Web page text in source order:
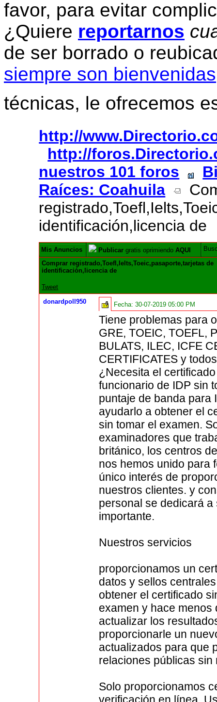
favor, para evitar
¿Quiere reportarnos
de ser borrado o
siempre son bienvenidas
técnicas, le ofrecemos
http://
http://
nuestros 101 foros
Raíces: Coahuila
identificación,licencia de
Mis Anuncios Publicar gratis oprimiendoAQUI
Comprar registrado,Toefl,Ielts,Toeic,pasaporte,tarjetas de
identificación,licencia de
Tweet
donardpoll950
Fecha:30-07-2019 05:00 PM
Tiene problemas para
GRE, TOEIC, TOEFL,
BULATS, ILEC, ICFE
CERTIFICATES y
¿Necesita el
funcionario de IDP sin
puntaje de banda para
ayudarlo a obtener el
sin tomar el examen.
examinadores que
británico, los centros
nos hemos unido para
único interés de
nuestros clientes. y
personal se dedicará
importante.
Nuestros servicios
proporcionamos un
datos y sellos
obtener el certificado
examen y hace menos
actualizar los
proporcionarle un
actualizados para que
relaciones públicas sin
Solo proporcionamos